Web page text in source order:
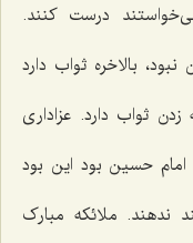
درست کنند.
بالاخره ثواب دارد
ثواب دارد. عزاداری
امام حسین بود این بود
ندهند. ملائکه مبارک